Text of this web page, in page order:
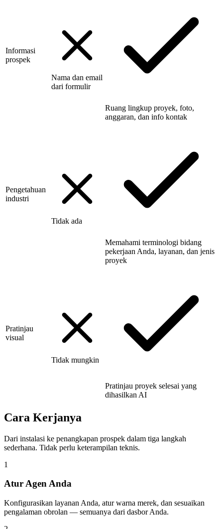
Informasi
prospek
Nama dan email
dari formulir
Ruang lingkup proyek, foto,
anggaran, dan info kontak
Pengetahuan
industri
Tidak ada
Memahami terminologi bidang
pekerjaan Anda, layanan, dan jenis
proyek
Pratinjau
visual
Tidak mungkin
Pratinjau proyek selesai yang
dihasilkan AI
Cara Kerjanya
Dari instalasi ke penangkapan prospek dalam tiga langkah
sederhana. Tidak perlu keterampilan teknis.
1
Atur Agen Anda
Konfigurasikan layanan Anda, atur warna merek, dan sesuaikan
pengalaman obrolan — semuanya dari dasbor Anda.